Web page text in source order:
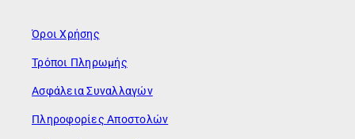
Όροι Χρήσης
Τρόποι Πληρωμής
Ασφάλεια Συναλλαγών
Πληροφορίες Αποστολών